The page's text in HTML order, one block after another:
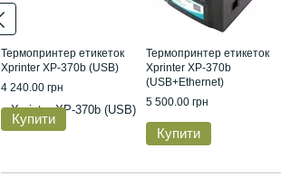
Термопринтер етикеток
Xprinter XP-370b (USB)
4 240.00 грн
Купити
Термопринтер етикеток
Xprinter XP-370b
(USB+Ethernet)
5 500.00 грн
Купити